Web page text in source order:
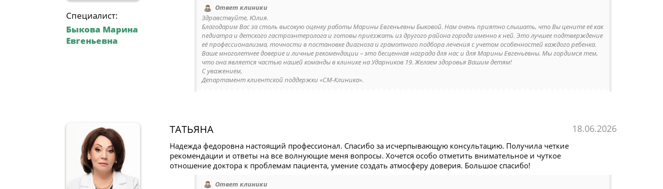
Специалист:
Быкова Марина
Евгеньевна
Ответ клиники
Здравствуйте, Юлия.
Благодарим Вас за столь высокую оценку работы Марины Евгеньевны Быковой. Нам очень приятно слышать, что Вы цените её как
педиатра и детского гастроэнтеролога и готовы приезжать из другого района города именно к ней. Это лучшее подтверждение
её профессионализма, точности в постановке диагноза и грамотного подбора лечения с учетом особенностей каждого ребенка.
Ваше многолетнее доверие и личные рекомендации – это бесценная награда для нас и для Марины Евгеньевны. Мы гордимся тем,
что она является частью нашей команды в клинике на Ударников 19. Желаем здоровья Вашим детям!
С уважением,
Департамент клиентской поддержки «СМ-Клиника».
ТАТЬЯНА 18.06.2026
Надежда федоровна настоящий профессионал. Спасибо за исчерпывающую консультацию. Получила четкие
рекомендации и ответы на все волнующие меня вопросы. Хочется особо отметить внимательное и чуткое
отношение доктора к проблемам пациента, умение создать атмосферу доверия. Большое спасибо!
Ответ клиники